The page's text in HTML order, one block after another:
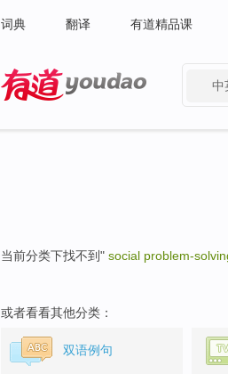
词典 翻译 有道精品课
中
当前分类下找不到" social problem-
或者看看其他分类：
双语例句